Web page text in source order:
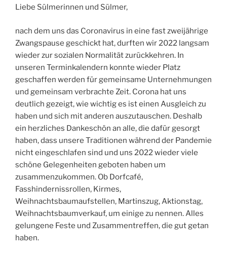
Liebe Sülmerinnen und Sülmer,
nach dem uns das Coronavirus in eine fast zweijährige
Zwangspause geschickt hat, durften wir 2022 langsam
wieder zur sozialen Normalität zurückkehren. In
unseren Terminkalendern konnte wieder Platz
geschaffen werden für gemeinsame Unternehmungen
und gemeinsam verbrachte Zeit. Corona hat uns
deutlich gezeigt, wie wichtig es ist einen Ausgleich zu
haben und sich mit anderen auszutauschen. Deshalb
ein herzliches Dankeschön an alle, die dafür gesorgt
haben, dass unsere Traditionen während der Pandemie
nicht eingeschlafen sind und uns 2022 wieder viele
schöne Gelegenheiten geboten haben um
zusammenzukommen. Ob Dorfcafé,
Fasshindernissrollen, Kirmes,
Weihnachtsbaumaufstellen, Martinszug, Aktionstag,
Weihnachtsbaumverkauf, um einige zu nennen. Alles
gelungene Feste und Zusammentreffen, die gut getan
haben.